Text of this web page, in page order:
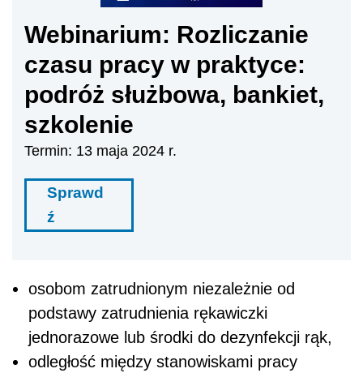
Webinarium: Rozliczanie
czasu pracy w praktyce:
podróż służbowa, bankiet,
szkolenie
Termin: 13 maja 2024 r.
Sprawd
ź
osobom zatrudnionym niezależnie od
podstawy zatrudnienia rękawiczki
jednorazowe lub środki do dezynfekcji rąk,
odległość między stanowiskami pracy